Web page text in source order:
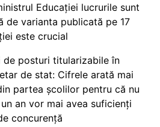
Educației lucrurile sunt
de varianta publicată pe 17
este crucial
de posturi titularizabile în
de stat: Cifrele arată mai
partea școlilor pentru că nu
an vor mai avea suficienți
concurență